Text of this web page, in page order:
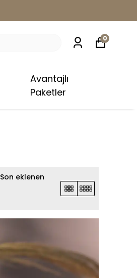
Avantajlı
Paketler
0
Son eklenen